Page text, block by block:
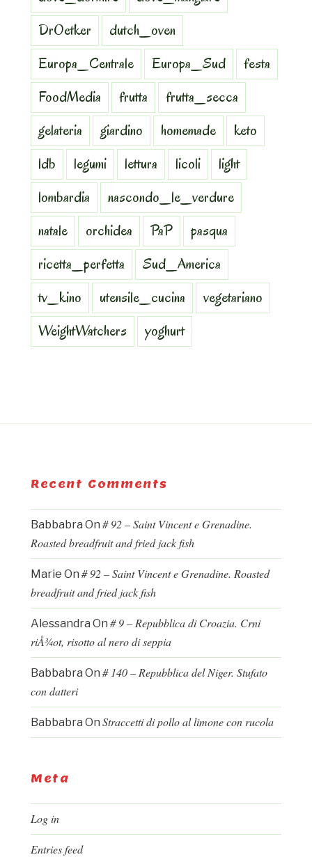
DrOetker
dutch_oven
Europa_Centrale
Europa_Sud
festa
FoodMedia
frutta
frutta_secca
gelateria
giardino homemade
keto
ldb
legumi lettura licoli
light
lombardia
nascondo_le_verdure
natale
orchidea PaP
pasqua
ricetta_perfetta
Sud_America
tv_kino
utensile_cucina
vegetariano
WeightWatchers
yoghurt
Recent Comments
Babbabra On # 92 – Saint Vincent e Grenadine.
Roasted breadfruit and fried jack fish
Marie On # 92 – Saint Vincent e Grenadine. Roasted
breadfruit and fried jack fish
Alessandra On # 9 – Repubblica di Croazia. Crni
riÅ¾ot, risotto al nero di seppia
Babbabra On # 140 – Repubblica del Niger. Stufato
con datteri
Babbabra On Straccetti di pollo al limone con rucola
Meta
Log in
Entries feed